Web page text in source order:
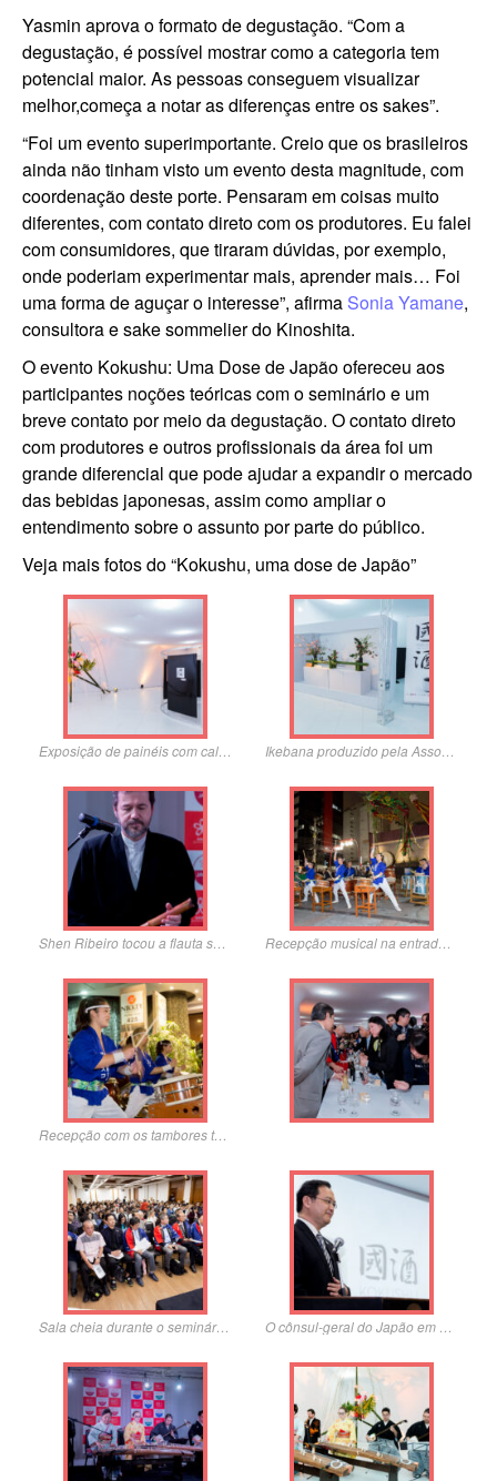
Yasmin aprova o formato de degustação. “Com a
degustação, é possível mostrar como a categoria tem
potencial maior. As pessoas conseguem visualizar
melhor,começa a notar as diferenças entre os sakes”.
“Foi um evento superimportante. Creio que os brasileiros
ainda não tinham visto um evento desta magnitude, com
coordenação deste porte. Pensaram em coisas muito
diferentes, com contato direto com os produtores. Eu falei
com consumidores, que tiraram dúvidas, por exemplo,
onde poderiam experimentar mais, aprender mais… Foi
uma forma de aguçar o interesse”, afirma Sonia Yamane,
consultora e sake sommelier do Kinoshita.
O evento Kokushu: Uma Dose de Japão ofereceu aos
participantes noções teóricas com o seminário e um
breve contato por meio da degustação. O contato direto
com produtores e outros profissionais da área foi um
grande diferencial que pode ajudar a expandir o mercado
das bebidas japonesas, assim como ampliar o
entendimento sobre o assunto por parte do público.
Veja mais fotos do “Kokushu, uma dose de Japão”
Exposição de painéis com caligrafia tradicional dos primeiros-ministros do Japão Ikebana produzido pela Associação de Ikebana do Brasil
Shen Ribeiro tocou a flauta shakuhachi Recepção musical na entrada do Hotel Nikkey Palace
Recepção com os tambores taiko
Sala cheia durante o seminário sobre bebidas japonesas O cônsul-geral do Japão em São Paulo, Takahiro Nakamae em discurso de abertura